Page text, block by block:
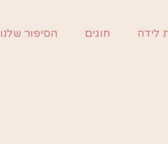
לידה חוגים הסיפור שלנו